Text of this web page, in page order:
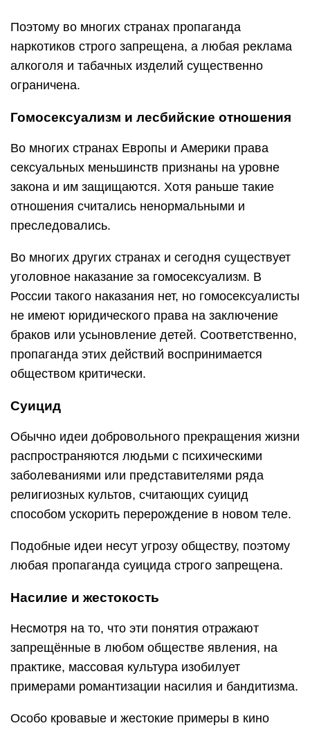
Поэтому во многих странах пропаганда
наркотиков строго запрещена, а любая реклама
алкоголя и табачных изделий существенно
ограничена.
Гомосексуализм и лесбийские отношения
Во многих странах Европы и Америки права
сексуальных меньшинств признаны на уровне
закона и им защищаются. Хотя раньше такие
отношения считались ненормальными и
преследовались.
Во многих других странах и сегодня существует
уголовное наказание за гомосексуализм. В
России такого наказания нет, но гомосексуалисты
не имеют юридического права на заключение
браков или усыновление детей. Соответственно,
пропаганда этих действий воспринимается
обществом критически.
Суицид
Обычно идеи добровольного прекращения жизни
распространяются людьми с психическими
заболеваниями или представителями ряда
религиозных культов, считающих суицид
способом ускорить перерождение в новом теле.
Подобные идеи несут угрозу обществу, поэтому
любая пропаганда суицида строго запрещена.
Насилие и жестокость
Несмотря на то, что эти понятия отражают
запрещённые в любом обществе явления, на
практике, массовая культура изобилует
примерами романтизации насилия и бандитизма.
Особо кровавые и жестокие примеры в кино